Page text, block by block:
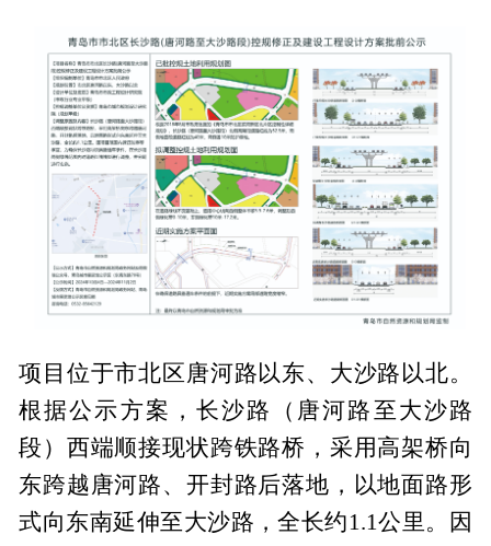
项目位于市北区唐河路以东、大沙路以北。
根据公示方案，长沙路（唐河路至大沙路
段）西端顺接现状跨铁路桥，采用高架桥向
东跨越唐河路、开封路后落地，以地面路形
式向东南延伸至大沙路，全长约1.1公里。因